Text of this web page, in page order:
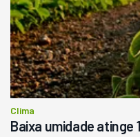
Clima
Baixa umidade atinge